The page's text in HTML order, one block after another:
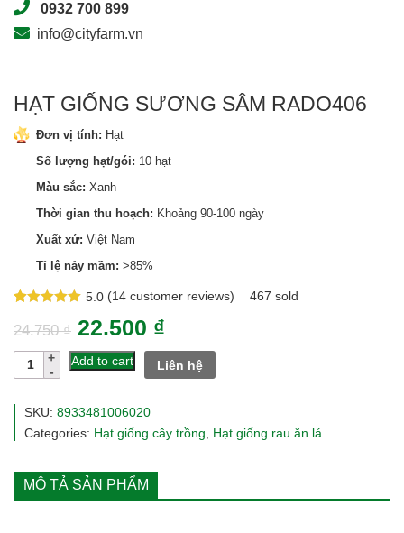
0932 700 899
info@cityfarm.vn
HẠT GIỐNG SƯƠNG SÂM RADO406
Đơn vị tính: Hạt
Số lượng hạt/gói: 10 hạt
Màu sắc: Xanh
Thời gian thu hoạch: Khoảng 90-100 ngày
Xuất xứ: Việt Nam
Tỉ lệ nảy mầm: >85%
5.0
out of 5
customer
ratings
(14customer reviews) 467 sold
24.750₫ 22.500 ₫
Hạt
sâm
quantity
Add to cart Liên hệ
SKU: 8933481006020
Categories: Hạt giống cây trồng, Hạt giống rau ăn lá
MÔ TẢ SẢN PHẨM